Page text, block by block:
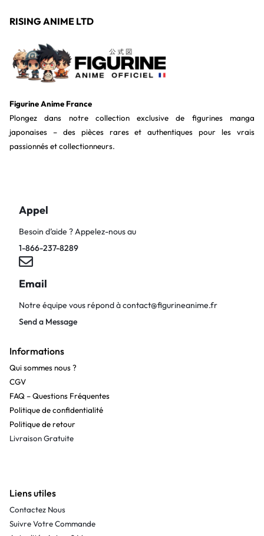
RISING ANIME LTD
Figurine Anime France
Plongez dans notre collection exclusive de figurines manga
japonaises – des pièces rares et authentiques pour les vrais
passionnés et collectionneurs.
Appel
Besoin d’aide ? Appelez-nous au
1-866-237-8289
Email
Notre équipe vous répond àcontact@figurineanime.fr
Send a Message
Informations
Qui sommes nous ?
CGV
FAQ – Questions Fréquentes
Politique de confidentialité
Politique de retour
Livraison Gratuite
Liens utiles
Contactez Nous
Suivre Votre Commande